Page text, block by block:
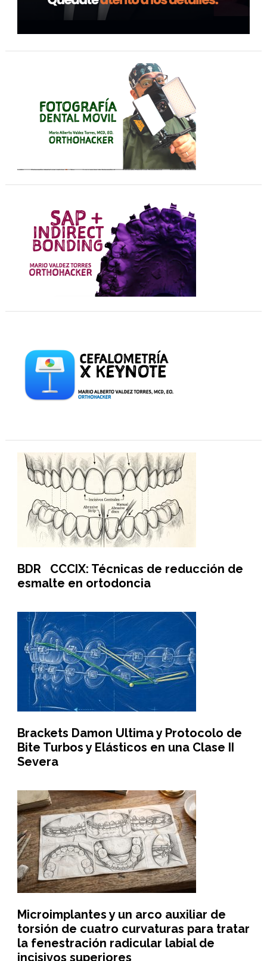
BDR CCCIX: Técnicas de reducción de
esmalte en ortodoncia
Brackets Damon Ultima y Protocolo de
Bite Turbos y Elásticos en una Clase II
Severa
Microimplantes y un arco auxiliar de
torsión de cuatro curvaturas para tratar
la fenestración radicular labial de
incisivos superiores